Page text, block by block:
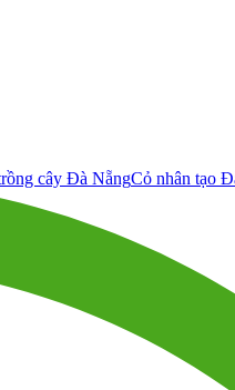
cây Đà NẵngCỏ nhân tạo